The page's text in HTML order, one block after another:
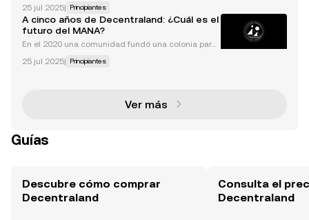
era sus actividades económicas. A esta colonia le ll
amaron Decentraland, un mundo virtual que acuñó
el
25 jul 2025| Principiantes
A cinco años de Decentraland: ¿Cuál es el
futuro del MANA?
En el 2020 una comunidad fundó una colonia para
era sus actividades económicas. A esta colonia le ll
25 jul 2025| Principiantes
Ver más
Guías
Descubre cómo comprar
Decentraland
Consulta el
Decentraland